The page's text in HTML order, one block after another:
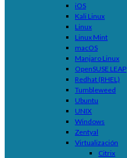
iOS
Kali Linux
Linux
Linux Mint
macOS
Manjaro Linux
OpenSUSE LEAP
Redhat (RHEL)
Tumbleweed
Ubuntu
UNIX
Windows
Zentyal
Virtualización
Citrix